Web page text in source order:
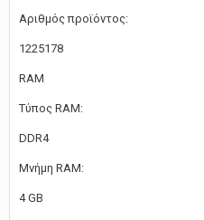
Αριθμός προϊόντος:
1225178
RAM
Τύπος RAM:
DDR4
Μνήμη RAM:
4 GB